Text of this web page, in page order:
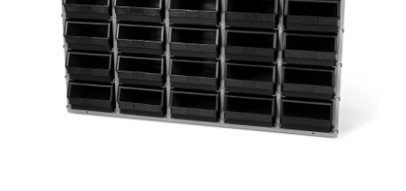
NORMAS ISO
CATÁLOGO